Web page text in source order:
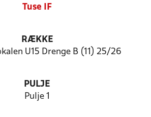
Tuse IF
RÆKKE
U15 Drenge B (11) 25/26
PULJE
Pulje 1